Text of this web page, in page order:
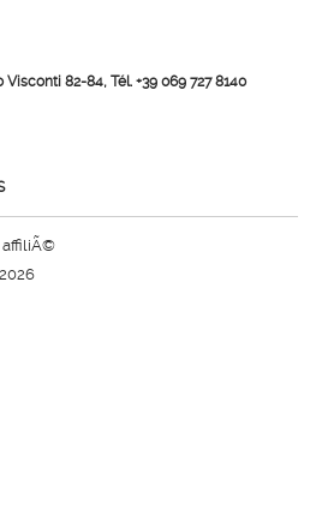
82-84, Tél. +39 069 727 8140
affiliÃ©